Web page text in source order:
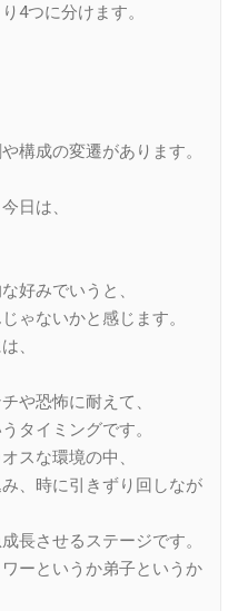
4つに分けます。
構成の変遷があります。
日は、
好みでいうと、
ゃないかと感じます。
、
や恐怖に耐えて、
タイミングです。
スな環境の中、
、時に引きずり回しなが
長させるステージです。
ーというか弟子というか